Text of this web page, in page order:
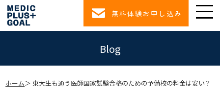
無料体験お申し込み
Blog
ホーム 東大生も通う医師国家試験合格のための予備校の料金は安い？